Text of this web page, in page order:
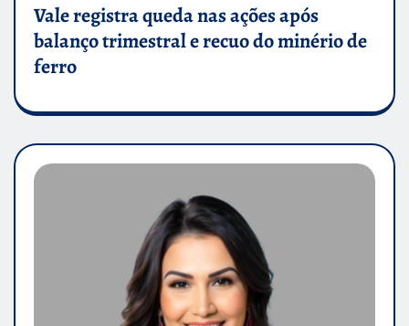
Vale registra queda nas ações após
balanço trimestral e recuo do minério de
ferro